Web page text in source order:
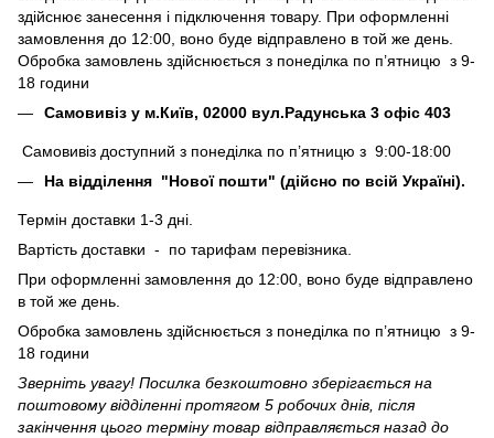
здійснює занесення і підключення товару. При оформленні
замовлення до 12:00, воно буде відправлено в той же день.
Обробка замовлень здійснюється з понеділка по п’ятницю з 9-
18 години
Самовивіз у м.Київ, 02000 вул.Радунська 3 офіс 403
Самовивіз доступний з понеділка по п’ятницю з 9:00-18:00
На відділення "Нової пошти" (дійсно по всій Україні).
Термін доставки 1-3 дні.
Вартість доставки - по тарифам перевізника.
При оформленні замовлення до 12:00, воно буде відправлено
в той же день.
Обробка замовлень здійснюється з понеділка по п’ятницю з 9-
18 години
Зверніть увагу! Посилка безкоштовно зберігається на
поштовому відділенні протягом 5 робочих днів, після
закінчення цього терміну товар відправляється назад до